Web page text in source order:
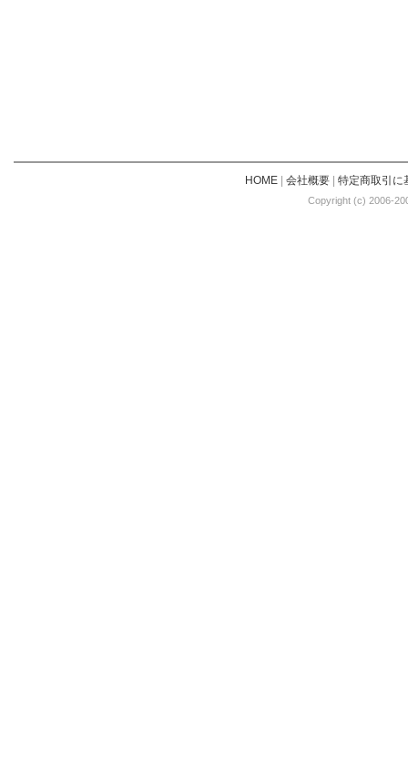
HOME| 会社概要| 特定商取引に
Copyright (c) 2006-